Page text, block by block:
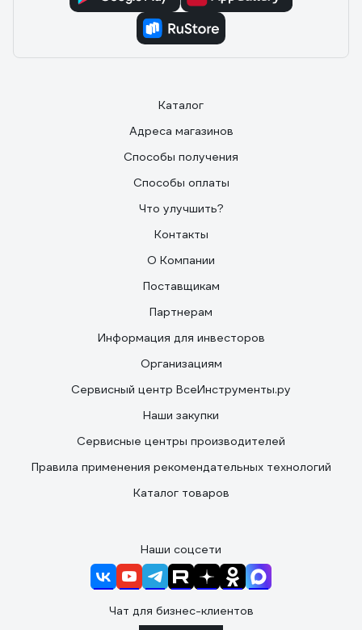
Каталог
Адреса магазинов
Способы получения
Способы оплаты
Что улучшить?
Контакты
О Компании
Поставщикам
Партнерам
Информация для инвесторов
Организациям
Сервисный центр ВсеИнструменты.ру
Наши закупки
Сервисные центры производителей
Правила применения рекомендательных технологий
Каталог товаров
Наши соцсети
Чат для бизнес-клиентов